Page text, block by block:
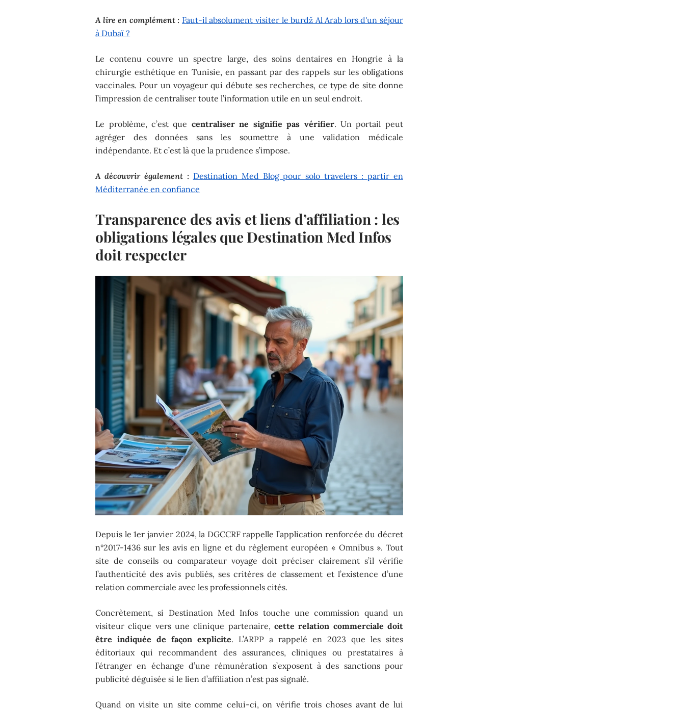
A lire en complément : Faut-il absolument visiter le burdž Al Arab lors d'un séjour
à Dubaï ?
Le contenu couvre un spectre large, des soins dentaires en Hongrie à la
chirurgie esthétique en Tunisie, en passant par des rappels sur les obligations
vaccinales. Pour un voyageur qui débute ses recherches, ce type de site donne
l’impression de centraliser toute l’information utile en un seul endroit.
Le problème, c’est que centraliser ne signifie pas vérifier. Un portail peut
agréger des données sans les soumettre à une validation médicale
indépendante. Et c’est là que la prudence s’impose.
A découvrir également : Destination Med Blog pour solo travelers : partir en
Méditerranée en confiance
Transparence des avis et liens d’affiliation : les
obligations légales que Destination Med Infos
doit respecter
Depuis le 1er janvier 2024, la DGCCRF rappelle l’application renforcée du décret
n°2017-1436 sur les avis en ligne et du règlement européen « Omnibus ». Tout
site de conseils ou comparateur voyage doit préciser clairement s’il vérifie
l’authenticité des avis publiés, ses critères de classement et l’existence d’une
relation commerciale avec les professionnels cités.
Concrètement, si Destination Med Infos touche une commission quand un
visiteur clique vers une clinique partenaire, cette relation commerciale doit
être indiquée de façon explicite. L’ARPP a rappelé en 2023 que les sites
éditoriaux qui recommandent des assurances, cliniques ou prestataires à
l’étranger en échange d’une rémunération s’exposent à des sanctions pour
publicité déguisée si le lien d’affiliation n’est pas signalé.
Quand on visite un site comme celui-ci, on vérifie trois choses avant de lui